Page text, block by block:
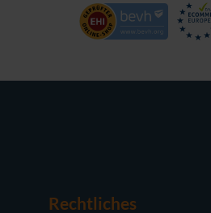
Rechtliches